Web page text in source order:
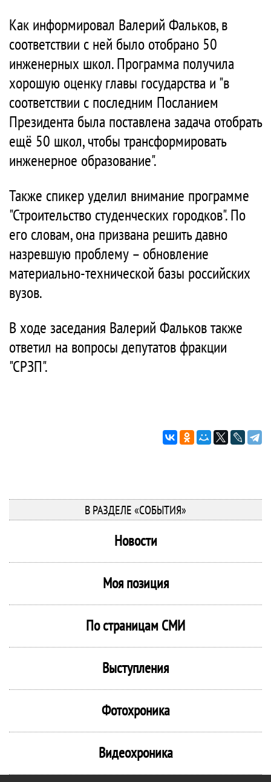
Как информировал Валерий Фальков, в
соответствии с ней было отобрано 50
инженерных школ. Программа получила
хорошую оценку главы государства и "в
соответствии с последним Посланием
Президента была поставлена задача отобрать
ещё 50 школ, чтобы трансформировать
инженерное образование".
Также спикер уделил внимание программе
"Строительство студенческих городков". По
его словам, она призвана решить давно
назревшую проблему – обновление
материально-технической базы российских
вузов.
В ходе заседания Валерий Фальков также
ответил на вопросы депутатов фракции
"СРЗП".
В РАЗДЕЛЕ «СОБЫТИЯ»
Новости
Моя позиция
По страницам СМИ
Выступления
Фотохроника
Видеохроника